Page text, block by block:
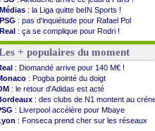
Médias : la Liga quitte beIN Sports !
PSG : pas d'inquiétude pour Rafael Pol
Real : ça se complique pour Rodri !
Barça: Ferran Torres donne son feu vert au
FIFA: des excuses après le projet
: c'est fait pour Fekir (officiel)
Real : réponse imminente de Vinicius
Arsenal : Nørgaard transféré à Everton (off.)
Al-Ahli : Deschamps a discuté !
PSG: Luis Enrique satisfait malgré tout
: Pogba pointé du doigt
: Zabiri n'est pas fan de la L1
+ populaires du moment
: Diomandé arrive pour 140 M€ !
: Pogba pointé du doigt
: le retour d'Adidas est acté
: des clubs de N1 montent au
: Liverpool accélère pour Mbaye
: Fonseca prend cher sur les réseaux